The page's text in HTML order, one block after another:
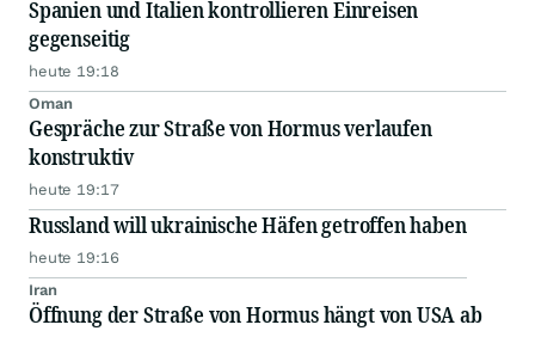
Spanien und Italien kontrollieren Einreisen
gegenseitig
heute 19:18
Oman
Gespräche zur Straße von Hormus verlaufen
konstruktiv
heute 19:17
Russland will ukrainische Häfen getroffen haben
heute 19:16
Iran
Öffnung der Straße von Hormus hängt von USA ab